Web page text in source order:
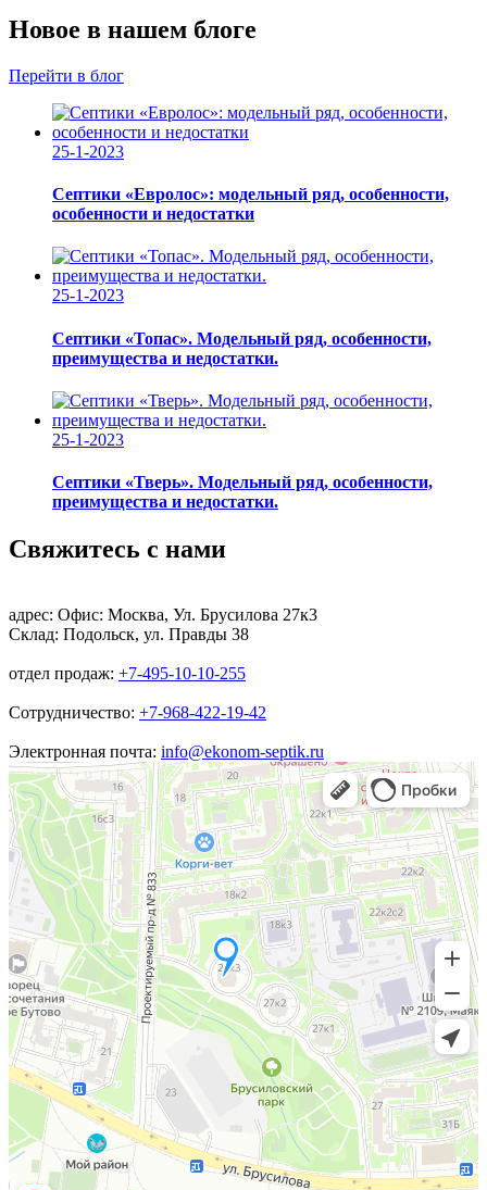
Новое в нашем блоге
Перейти в блог
25-1-2023
Септики «Евролос»: модельный ряд, особенности,
особенности и недостатки
25-1-2023
Септики «Топас». Модельный ряд, особенности,
преимущества и недостатки.
25-1-2023
Септики «Тверь». Модельный ряд, особенности,
преимущества и недостатки.
Свяжитесь с нами
адрес: Офис: Москва, Ул. Брусилова 27к3
Склад: Подольск, ул. Правды 38
отдел продаж: +7-495-10-10-255
Сотрудничество: +7-968-422-19-42
Электронная почта: info@ekonom-septik.ru